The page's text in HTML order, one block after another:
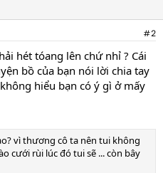
#2
hét tóang lên chứ nhỉ ? Cái
bồ của bạn nói lời chia tay
hiểu bạn có ý gì ở mấy
vì thương cô ta nên tui không
cưới rùi lúc đó tui sẽ ... còn bây